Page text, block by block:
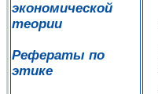
экономической
теории
Рефераты по
этике